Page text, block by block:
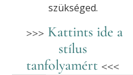
szükséged.
>>> Kattints ide a
stílus
tanfolyamért <<<